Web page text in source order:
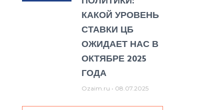
КАКОЙ УРОВЕНЬ
СТАВКИ ЦБ
ОЖИДАЕТ НАС В
ОКТЯБРЕ 2025
ГОДА
Ozaim.ru 08.07.2025